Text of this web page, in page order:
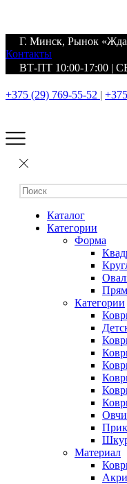
Г. Минск, Рынок
Контакты
ВТ-ПТ 10:00-17:00 |
+375 (29) 769-55-52 |
Каталог
Категории
Форма
Категории
Материал